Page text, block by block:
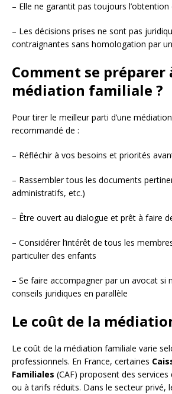
– Elle ne garantit pas toujours l’obtention
– Les décisions prises ne sont pas
contraignantes sans homologation par
Comment se préparer
médiation familiale ?
Pour tirer le meilleur parti d’une
recommandé de :
– Réfléchir à vos besoins et priorités
– Rassembler tous les documents
administratifs, etc.)
– Être ouvert au dialogue et prêt à faire
– Considérer l’intérêt de tous les
particulier des enfants
– Se faire accompagner par un avocat si
conseils juridiques en parallèle
Le coût de la
Le coût de la médiation familiale varie
professionnels. En France, certaines
Familiales (CAF) proposent des
ou à tarifs réduits. Dans le secteur privé,